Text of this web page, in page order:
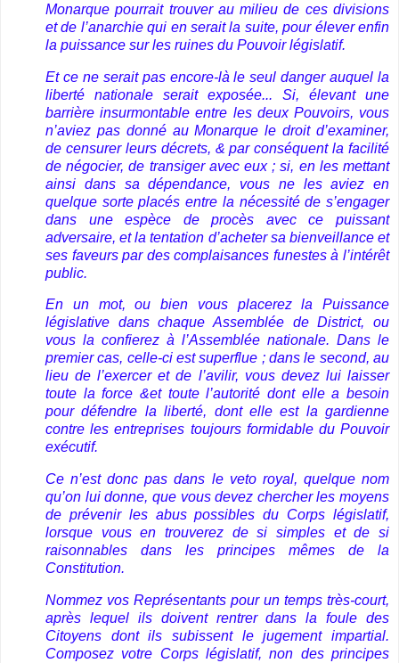
Monarque pourrait trouver au milieu de ces divisions
et de l’anarchie qui en serait la suite, pour élever enfin
la puissance sur les ruines du Pouvoir législatif.
Et ce ne serait pas encore-là le seul danger auquel la
liberté nationale serait exposée... Si, élevant une
barrière insurmontable entre les deux Pouvoirs, vous
n’aviez pas donné au Monarque le droit d’examiner,
de censurer leurs décrets, & par conséquent la facilité
de négocier, de transiger avec eux ; si, en les mettant
ainsi dans sa dépendance, vous ne les aviez en
quelque sorte placés entre la nécessité de s’engager
dans une espèce de procès avec ce puissant
adversaire, et la tentation d’acheter sa bienveillance et
ses faveurs par des complaisances funestes à l’intérêt
public.
En un mot, ou bien vous placerez la Puissance
législative dans chaque Assemblée de District, ou
vous la confierez à l’Assemblée nationale. Dans le
premier cas, celle-ci est superflue ; dans le second, au
lieu de l’exercer et de l’avilir, vous devez lui laisser
toute la force &et toute l’autorité dont elle a besoin
pour défendre la liberté, dont elle est la gardienne
contre les entreprises toujours formidable du Pouvoir
exécutif.
Ce n’est donc pas dans le veto royal, quelque nom
qu’on lui donne, que vous devez chercher les moyens
de prévenir les abus possibles du Corps législatif,
lorsque vous en trouverez de si simples et de si
raisonnables dans les principes mêmes de la
Constitution.
Nommez vos Représentants pour un temps très-court,
après lequel ils doivent rentrer dans la foule des
Citoyens dont ils subissent le jugement impartial.
Composez votre Corps législatif, non des principes